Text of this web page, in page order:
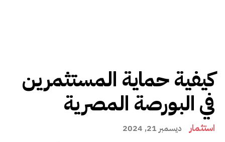
كيفية حماية المستثمرين
في البورصة المصرية
استثمار ديسمبر 21, 2024